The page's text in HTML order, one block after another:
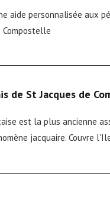
aide personnalisée aux
Compostelle
de St Jacques de
est la plus ancienne
jacquaire. Couvre